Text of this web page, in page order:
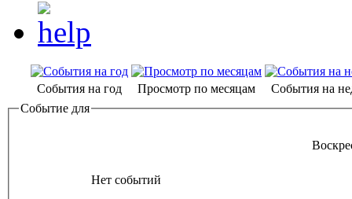
События на год Просмотр по месяцам
События на
Событие для
Нет событий